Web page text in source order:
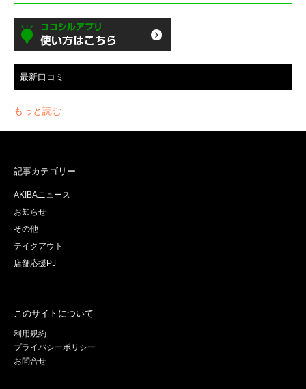
最新口コミ
もっと読む
記事カテゴリー
AKIBAニュース
お知らせ
その他
テイクアウト
店舗応援PJ
このサイトについて
利用規約
プライバシーポリシー
お問合せ